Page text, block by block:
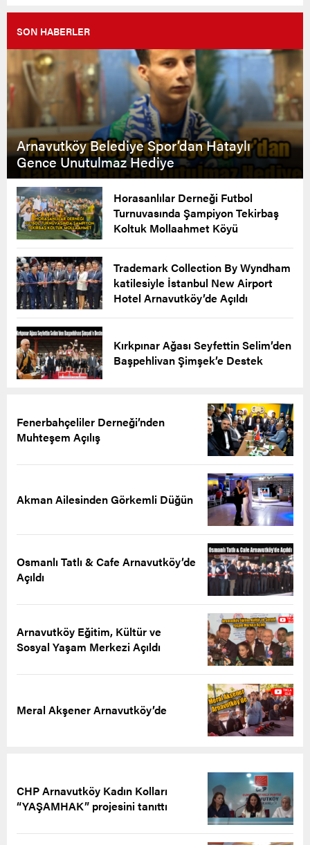
SON HABERLER
Arnavutköy Belediye Spor’dan Hataylı
Gence Unutulmaz Hediye
Horasanlılar Derneği Futbol
Turnuvasında Şampiyon Tekirbaş
Koltuk Mollaahmet Köyü
Trademark Collection By Wyndham
katilesiyle İstanbul New Airport
Hotel Arnavutköy’de Açıldı
Kırkpınar Ağası Seyfettin Selim’den
Başpehlivan Şimşek’e Destek
Fenerbahçeliler Derneği’nden
Muhteşem Açılış
Akman Ailesinden Görkemli Düğün
Osmanlı Tatlı & Cafe Arnavutköy’de
Açıldı
Arnavutköy Eğitim, Kültür ve
Sosyal Yaşam Merkezi Açıldı
Meral Akşener Arnavutköy’de
CHP Arnavutköy Kadın Kolları
“YAŞAMHAK” projesini tanıttı